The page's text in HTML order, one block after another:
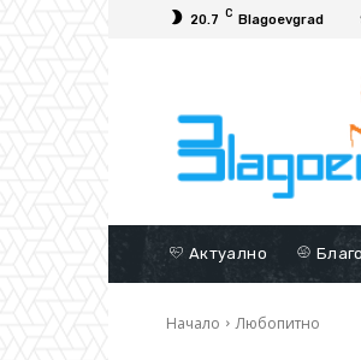
20.7 C Blagoevgrad
Актуално
Начало Любопитно